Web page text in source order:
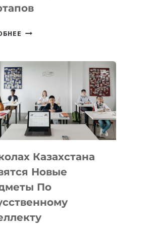
ОТКРЫТ
DEAL
VELOCITY
MOST
—
МЕЖДУНАРОДНУЮ
ДЛЯ
ТЕХНОЛОГИЧЕСКИХ
СТАРТАПОВ
Казахстана
Новые
По